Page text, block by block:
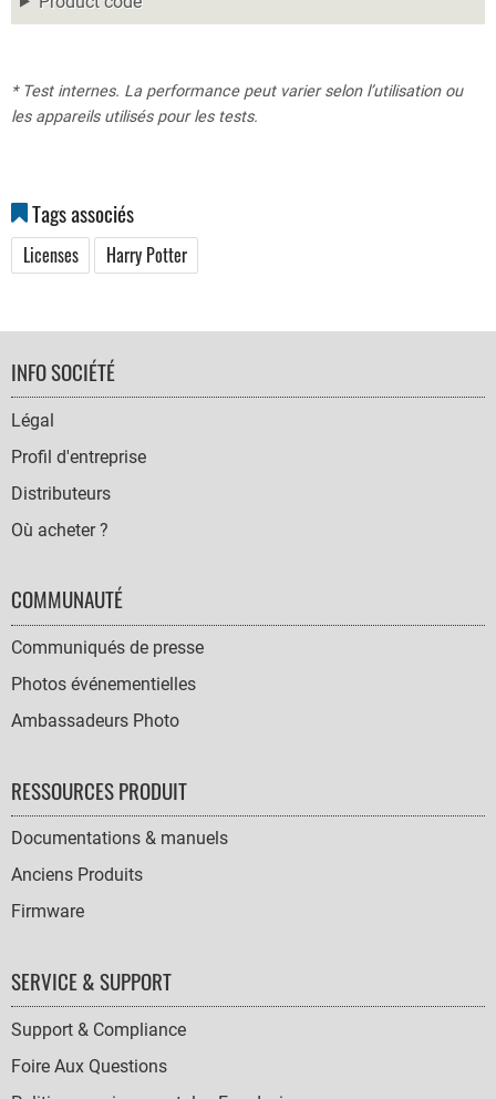
* Test internes. La performance peut varier selon l’utilisation ou
les appareils utilisés pour les tests.
Tags associés
Licenses Harry Potter
FOOTER
NAVIGATION
INFO SOCIÉTÉ
Légal
Profil d'entreprise
Distributeurs
Où acheter ?
COMMUNAUTÉ
Communiqués de presse
Photos événementielles
Ambassadeurs Photo
RESSOURCES PRODUIT
Documentations & manuels
Anciens Produits
Firmware
SERVICE & SUPPORT
Support & Compliance
Foire Aux Questions